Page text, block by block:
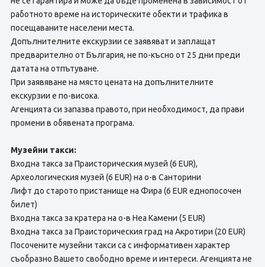
работното време на историческите обекти и трафика в
посещаваните населени места.
Допълнителните екскурзии се заявяват и заплащат
предварително от България, не по-късно от 25 дни преди
датата на отпътуване.
При заявяване на място цената на допълнителните
екскурзии е по-висока.
Агенцията си запазва правото, при необходимост, да прави
промени в обявената програма.
Музейни такси:
Входна такса за Праисторическия музей (6 EUR),
Археологическия музей (6 EUR) на о-в Санторини
Лифт до старото пристанище на Фира (6 EUR еднопосочен
билет)
Входна такса за кратера на о-в Неа Камени (5 EUR)
Входна такса за Праисторическия град на Акротири (20 EUR)
Посочените музейни такси са с информативен характер
съобразно Вашето свободно време и интереси. Агенцията не